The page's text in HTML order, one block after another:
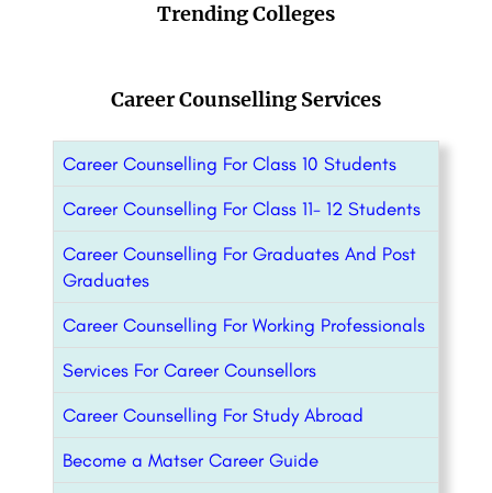
Trending Colleges
Career Counselling Services
Career Counselling For Class 10 Students
Career Counselling For Class 11- 12 Students
Career Counselling For Graduates And Post
Graduates
Career Counselling For Working Professionals
Services For Career Counsellors
Career Counselling For Study Abroad
Become a Matser Career Guide